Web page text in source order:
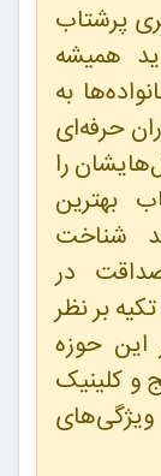
پرشتاب
همیشه
به
حرفه‌ای
را
بهترین
شناخت
در
بر نظر
این حوزه
و کلینیک